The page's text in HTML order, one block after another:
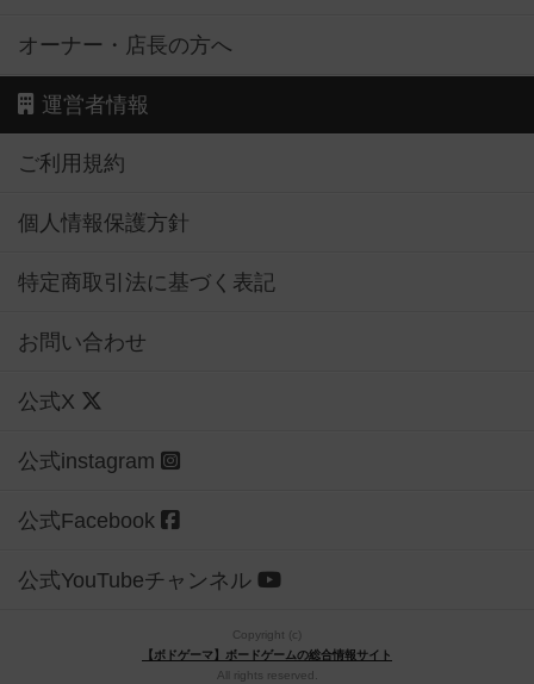
オーナー・店長の方へ
運営者情報
ご利用規約
個人情報保護方針
特定商取引法に基づく表記
お問い合わせ
公式X
公式instagram
公式Facebook
公式YouTubeチャンネル
Copyright (c)
【ボドゲーマ】ボードゲームの総合情報サイト
All rights reserved.